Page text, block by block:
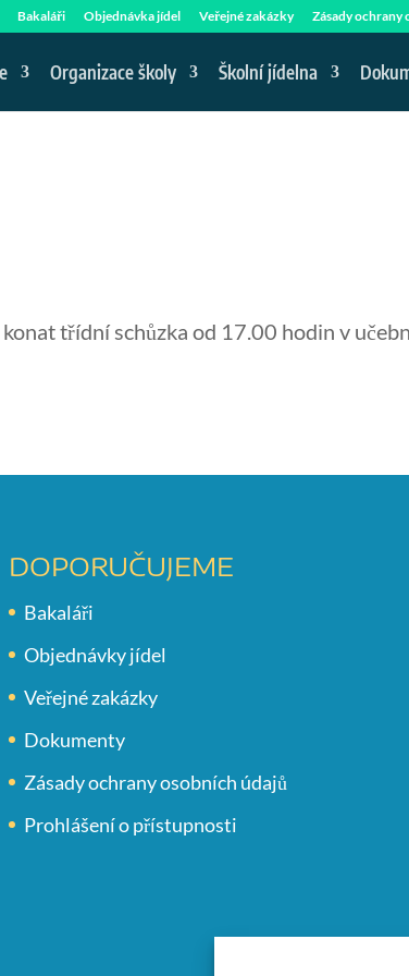
Bakaláři Objednávka jídel Veřejné zakázky Zásady ochrany
Organizace školy Školní jídelna
třídní schůzka od 17.00 hodin v
DOPORUČUJEME
Bakaláři
Objednávky jídel
Veřejné zakázky
Dokumenty
Zásady ochrany osobních údajů
Prohlášení o přístupnosti